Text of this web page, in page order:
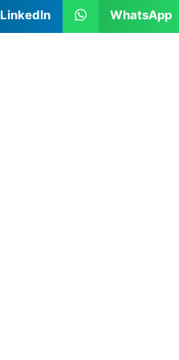
LinkedIn WhatsApp